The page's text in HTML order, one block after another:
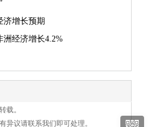
济增长预期
洲经济增长4.2%
载。
异议请联系我们即可处理。